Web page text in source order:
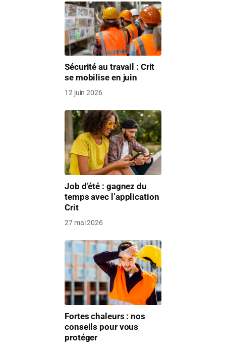
Sécurité au travail : Crit
se mobilise en juin
12 juin 2026
Job d’été : gagnez du
temps avec l’application
Crit
27 mai 2026
Fortes chaleurs : nos
conseils pour vous
protéger